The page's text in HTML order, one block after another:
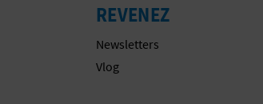
REVENEZ
Newsletters
Vlog